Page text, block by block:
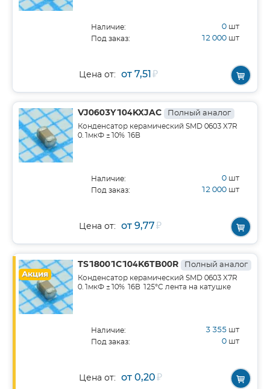
Наличие: 0 шт
Под заказ: 12 000 шт
Цена от: от 7,51₽
VJ0603Y104KXJAC Полный аналог
Конденсатор керамический SMD 0603 X7R
0.1мкФ ±10% 16В
Наличие: 0 шт
Под заказ: 12 000 шт
Цена от: от 9,77₽
Акция
TS18001C104K6TB00R Полный аналог
Конденсатор керамический SMD 0603 X7R
0.1мкФ ±10% 16В 125°С лента на катушке
Наличие: 3 355 шт
Под заказ: 0 шт
Цена от: от 0,20₽